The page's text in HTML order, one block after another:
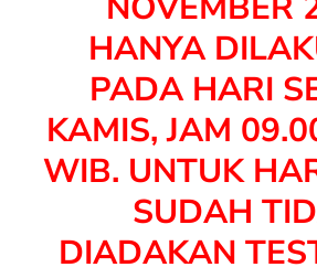
HANYA
PADA HARI
KAMIS, JAM
WIB. UNTUK
SUDAH
DIADAKAN